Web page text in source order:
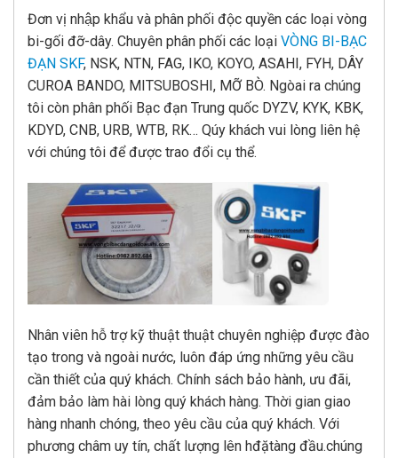
Đơn vị nhập khẩu và phân phối độc quyền các loại vòng
bi-gối đỡ-dây. Chuyên phân phối các loại VÒNG BI-BẠC
ĐẠN SKF, NSK, NTN, FAG, IKO, KOYO, ASAHI, FYH, DÂY
CUROA BANDO, MITSUBOSHI, MỠ BÒ. Ngòai ra chúng
tôi còn phân phối Bạc đạn Trung quốc DYZV, KYK, KBK,
KDYD, CNB, URB, WTB, RK… Qúy khách vui lòng liên hệ
với chúng tôi để được trao đổi cụ thể.
Nhân viên hỗ trợ kỹ thuật thuật chuyên nghiệp được đào
tạo trong và ngoài nước, luôn đáp ứng những yêu cầu
cần thiết của quý khách. Chính sách bảo hành, ưu đãi,
đảm bảo làm hài lòng quý khách hàng. Thời gian giao
hàng nhanh chóng, theo yêu cầu của quý khách. Với
phương châm uy tín, chất lượng lên hđặtàng đầu.chúng